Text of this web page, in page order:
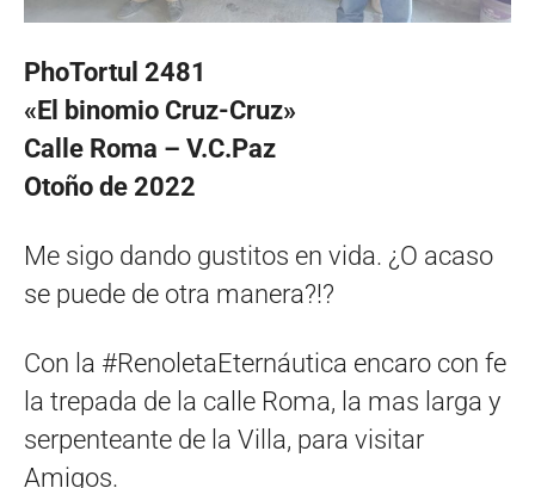
PhoTortul 2481
«El binomio Cruz-Cruz»
Calle Roma – V.C.Paz
Otoño de 2022
Me sigo dando gustitos en vida. ¿O acaso
se puede de otra manera?!?
Con la #RenoletaEternáutica encaro con fe
la trepada de la calle Roma, la mas larga y
serpenteante de la Villa, para visitar
Amigos.